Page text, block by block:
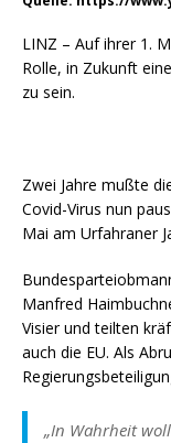
LINZ – Auf ihrer 1.
Rolle, in Zukunft
zu sein.
Zwei Jahre mußte
Covid-Virus nun
Mai am Urfahraner
Manfred
Visier und teilten
auch die EU. Als
„In Wahrheit